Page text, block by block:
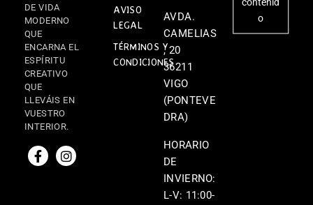
DE VIDA
MODERNO
QUE
ENCARNA EL
ESPÍRITU
CREATIVO
QUE
LLEVÁIS EN
VUESTRO
INTERIOR.
AVISO
LEGAL
TÉRMINOS Y
CONDICIONES
AVDA.
CAMELIAS
, 20
36211
VIGO
(PONTEVE
DRA)
HORARIO
DE
INVIERNO:
L-V: 11:00-
o